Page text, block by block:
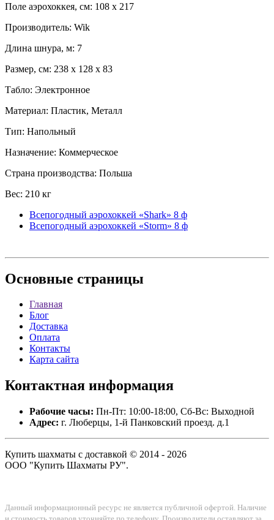
Поле аэрохоккея, см: 108 x 217
Производитель: Wik
Длина шнура, м: 7
Размер, см: 238 x 128 x 83
Табло: Электронное
Материал: Пластик, Металл
Тип: Напольный
Назначение: Коммерческое
Страна производства: Польша
Вес: 210 кг
Всепогодный аэрохоккей «Shark» 8 ф
Всепогодный аэрохоккей «Storm» 8 ф
Основные страницы
Главная
Блог
Доставка
Оплата
Контакты
Карта сайта
Контактная информация
Рабочие часы: Пн-Пт: 10:00-18:00, Сб-Вс: Выходной
Адрес: г. Люберцы, 1-й Панковский проезд. д.1
Купить шахматы с доставкой © 2014 - 2026
ООО "Купить Шахматы РУ".
Данный информационный ресурс не является публичной офертой. Наличие